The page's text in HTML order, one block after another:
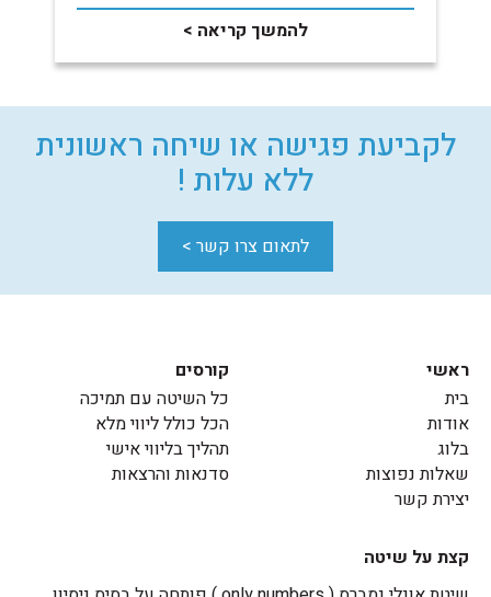
להמשך קריאה >
לקביעת פגישה או שיחה ראשונית
ללא עלות !
לתאום צרו קשר >
ראשי
בית
אודות
בלוג
שאלות נפוצות
יצירת קשר
קורסים
כל השיטה עם תמיכה
הכל כולל ליווי מלא
תהליך בליווי אישי
סדנאות והרצאות
קצת על שיטה